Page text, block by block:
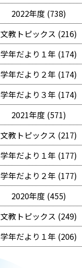
2022年度 (738)
文教トピックス (216)
学年だより１年 (174)
学年だより２年 (174)
学年だより３年 (174)
2021年度 (571)
文教トピックス (217)
学年だより１年 (177)
学年だより２年 (177)
2020年度 (455)
文教トピックス (249)
学年だより１年 (206)